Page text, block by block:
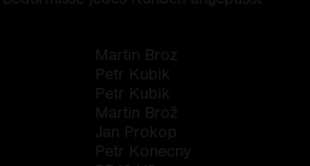
Martin Broz
Petr Kubik
Petr Kubik
Martin Brož
Jan Prokop
Petr Konecny